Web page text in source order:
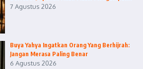
7 Agustus 2026
Buya Yahya Ingatkan Orang Yang Berhijrah:
Jangan Merasa Paling Benar
6 Agustus 2026